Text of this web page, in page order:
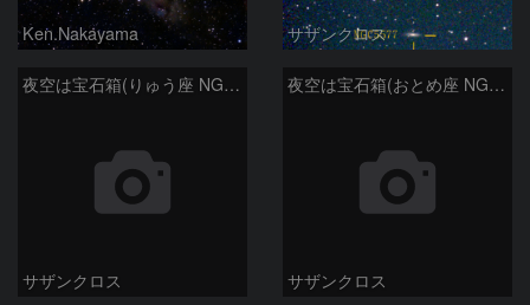
Ken.Nakayama サザンクロス
夜空は宝石箱(りゅう座 NGC6503) Seestar50
サザンクロス
夜空は宝石箱(おとめ座 NGC5746) Seestar50
サザンクロス